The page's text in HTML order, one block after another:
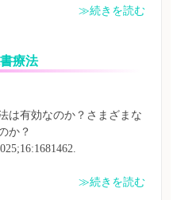
≫続きを読む
療法
は有効なのか？さまざまな
か？
≫続きを読む